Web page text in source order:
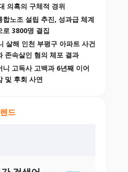
의혹의 구체적 경위
합노조 설립 추진, 성과급 체계
로 3800명 결집
살해 인천 부평구 아파트 사건
존속살인 혐의 체포 결과
니 고독사 고백과 6년째 이어
및 후회 사연
드